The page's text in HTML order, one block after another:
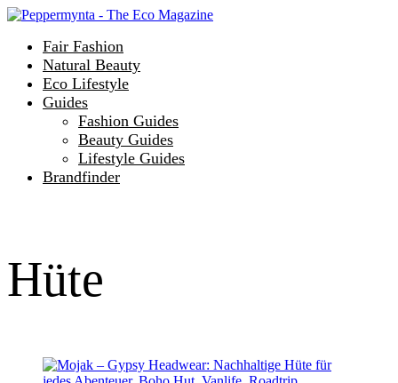
Fair Fashion
Natural Beauty
Eco Lifestyle
Guides
Fashion Guides
Beauty Guides
Lifestyle Guides
Brandfinder
Hüte